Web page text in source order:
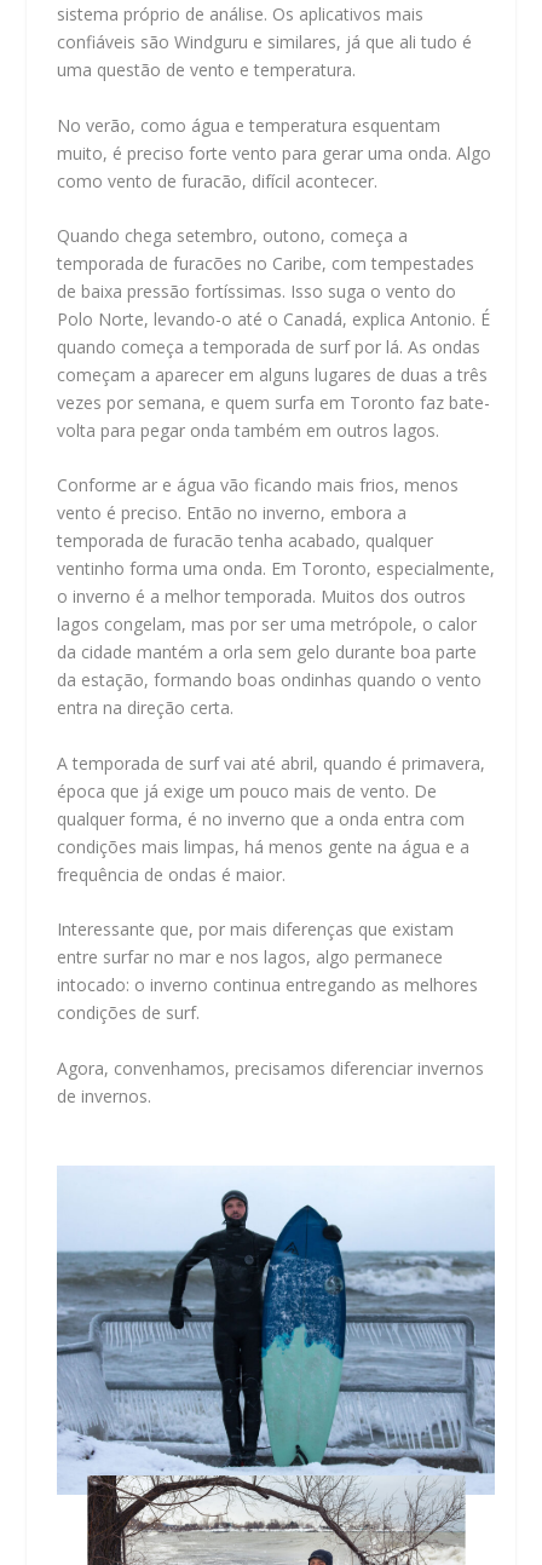
sistema próprio de análise. Os aplicativos mais
confiáveis são Windguru e similares, já que ali tudo é
uma questão de vento e temperatura.
No verão, como água e temperatura esquentam
muito, é preciso forte vento para gerar uma onda. Algo
como vento de furacão, difícil acontecer.
Quando chega setembro, outono, começa a
temporada de furacões no Caribe, com tempestades
de baixa pressão fortíssimas. Isso suga o vento do
Polo Norte, levando-o até o Canadá, explica Antonio. É
quando começa a temporada de surf por lá. As ondas
começam a aparecer em alguns lugares de duas a três
vezes por semana, e quem surfa em Toronto faz bate-
volta para pegar onda também em outros lagos.
Conforme ar e água vão ficando mais frios, menos
vento é preciso. Então no inverno, embora a
temporada de furacão tenha acabado, qualquer
ventinho forma uma onda. Em Toronto, especialmente,
o inverno é a melhor temporada. Muitos dos outros
lagos congelam, mas por ser uma metrópole, o calor
da cidade mantém a orla sem gelo durante boa parte
da estação, formando boas ondinhas quando o vento
entra na direção certa.
A temporada de surf vai até abril, quando é primavera,
época que já exige um pouco mais de vento. De
qualquer forma, é no inverno que a onda entra com
condições mais limpas, há menos gente na água e a
frequência de ondas é maior.
Interessante que, por mais diferenças que existam
entre surfar no mar e nos lagos, algo permanece
intocado: o inverno continua entregando as melhores
condições de surf.
Agora, convenhamos, precisamos diferenciar invernos
de invernos.